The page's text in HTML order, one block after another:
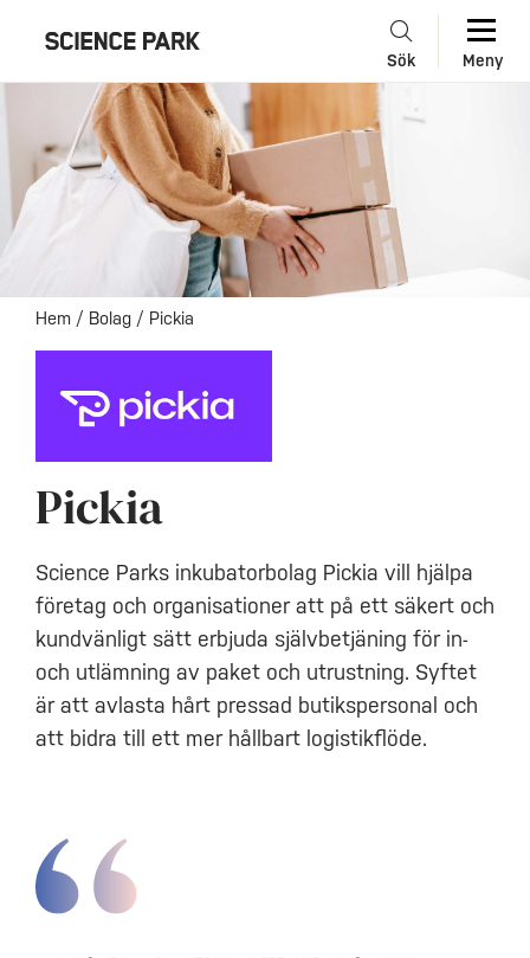
Sök Meny
Hem / Bolag / Pickia
Pickia
Science Parks inkubatorbolag Pickia vill hjälpa
företag och organisationer att på ett säkert och
kundvänligt sätt erbjuda självbetjäning för in-
och utlämning av paket och utrustning. Syftet
är att avlasta hårt pressad butikspersonal och
att bidra till ett mer hållbart logistikflöde.